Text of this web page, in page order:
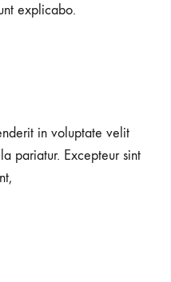
explicabo.
in voluptate velit
pariatur. Excepteur sint